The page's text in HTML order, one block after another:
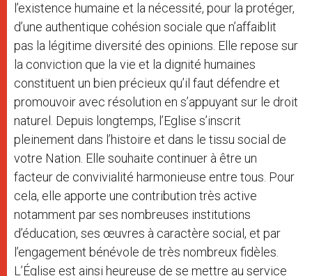
l’existence humaine et la nécessité, pour la protéger,
d’une authentique cohésion sociale que n’affaiblit
pas la légitime diversité des opinions. Elle repose sur
la conviction que la vie et la dignité humaines
constituent un bien précieux qu’il faut défendre et
promouvoir avec résolution en s’appuyant sur le droit
naturel. Depuis longtemps, l’Eglise s’inscrit
pleinement dans l’histoire et dans le tissu social de
votre Nation. Elle souhaite continuer à être un
facteur de convivialité harmonieuse entre tous. Pour
cela, elle apporte une contribution très active
notamment par ses nombreuses institutions
d’éducation, ses œuvres à caractère social, et par
l’engagement bénévole de très nombreux fidèles.
L’Église est ainsi heureuse de se mettre au service